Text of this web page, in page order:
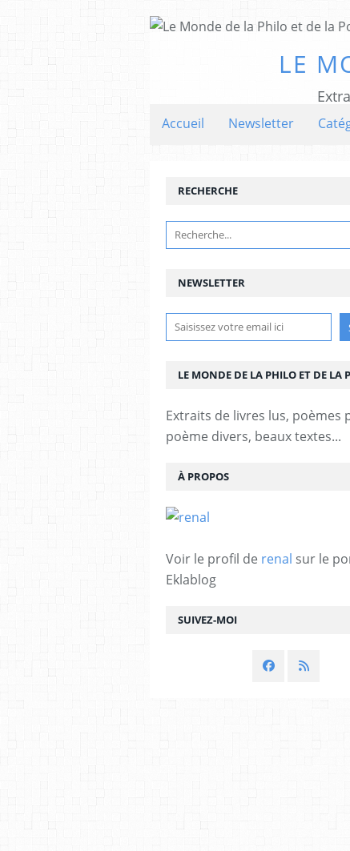
LE
Accueil Newsletter
NEWSLETTER
SUIVEZ-MOI
RECHERCHE
LE MONDE DE LA PHILO ET DE LA
Extraits de livres lus, poèmes
poème divers, beaux textes...
À PROPOS
Voir le profil de renal sur le
Eklablog